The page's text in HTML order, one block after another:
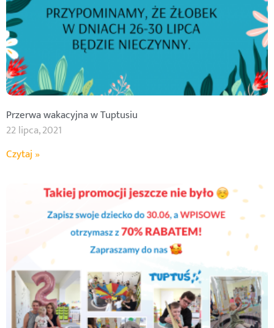
Przerwa wakacyjna w Tuptusiu
22 lipca, 2021
Czytaj »